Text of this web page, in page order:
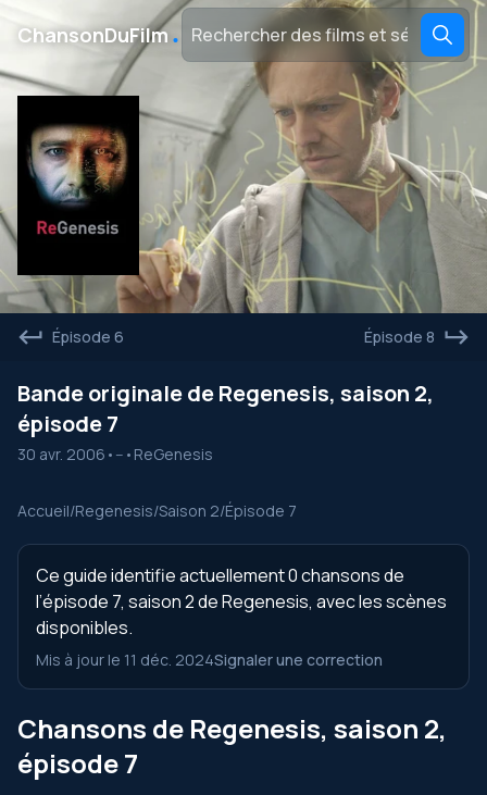
ChansonDuFilm․
Épisode 6 Épisode 8
Bande originale de Regenesis, saison 2,
épisode 7
30 avr. 2006 • -- • ReGenesis
Accueil/Regenesis/Saison 2/Épisode 7
Ce guide identifie actuellement 0 chansons de
l’épisode 7, saison 2 de Regenesis, avec les scènes
disponibles.
Mis à jour le 11 déc. 2024Signaler une correction
Chansons de Regenesis, saison 2,
épisode 7